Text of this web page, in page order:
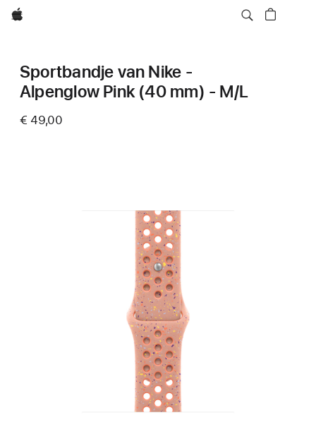
Apple
Sportbandje van Nike -
Alpenglow Pink (40 mm) - M/L
€ 49,00